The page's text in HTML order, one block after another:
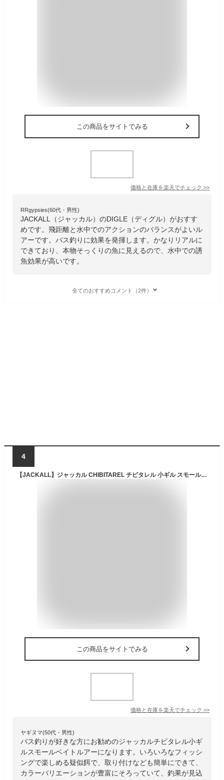
この商品をサイトでみる
価格と在庫を楽天でチェック >>
RRgypsies(60代・男性)
JACKALL（ジャッカル）のDIGLE（ディグル）がおすす
めです。飛距離と水中でのアクションのバランスがよいル
アーです。バス釣りに効果を発揮します。かなりリアルに
できており、本物そっくりの魚に見えるので、水中での誘
魚効果が高いです。
全てのおすすめコメント（2件）
4
【JACKALL】ジャッカル CHIBITAREL チビタレル 小ギル スモールベイト 疑似餌 釣り ルアー フィッシング 130mm 43.5g 13カラー
この商品をサイトでみる
価格と在庫を楽天でチェック >>
ヤギヌマ(50代・男性)
バス釣りが好きな方にお勧めのジャッカルチビタレル小ギ
ルスモールベイトルアーになります。いろいろなフィッシ
ングで楽しめる疑似餌で、取り付けなども簡単にできて、
カラーバリエーションが豊富にそろっていて、釣果が見込